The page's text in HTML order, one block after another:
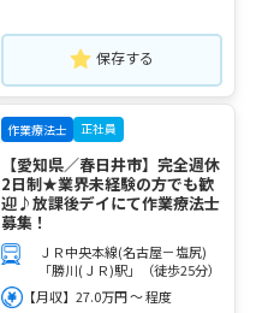
保存する
作業療法士 正社員
【愛知県／春日井市】完全週休
2日制★業界未経験の方でも歓
迎♪放課後デイにて作業療法士
募集！
ＪＲ中央本線(名古屋－塩尻)
「勝川(ＪＲ)駅」（徒歩25分）
【月収】27.0万円 ～ 程度